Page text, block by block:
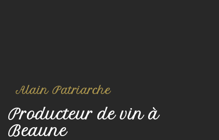
Alain Patriarche
Producteur de vin à
Beaune